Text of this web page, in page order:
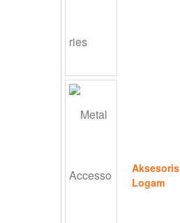
Aksesoris
Logam